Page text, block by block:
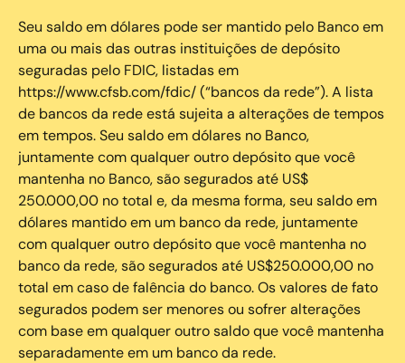
Seu saldo em dólares pode ser mantido pelo Banco em
uma ou mais das outras instituições de depósito
seguradas pelo FDIC, listadas em
https://www.cfsb.com/fdic/ (“bancos da rede”). A lista
de bancos da rede está sujeita a alterações de tempos
em tempos. Seu saldo em dólares no Banco,
juntamente com qualquer outro depósito que você
mantenha no Banco, são segurados até US$
250.000,00 no total e, da mesma forma, seu saldo em
dólares mantido em um banco da rede, juntamente
com qualquer outro depósito que você mantenha no
banco da rede, são segurados até US$250.000,00 no
total em caso de falência do banco. Os valores de fato
segurados podem ser menores ou sofrer alterações
com base em qualquer outro saldo que você mantenha
separadamente em um banco da rede.